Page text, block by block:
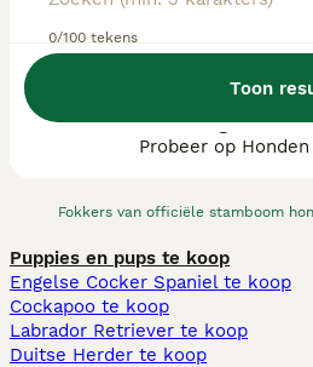
0/100 tekens
Toon
Fokkers van officiële stamboom
We hebben 0 Bolognezer
Probeer op
Puppies en pups te koop
Engelse Cocker Spaniel te koop
Cockapoo te koop
Labrador Retriever te koop
Duitse Herder te koop